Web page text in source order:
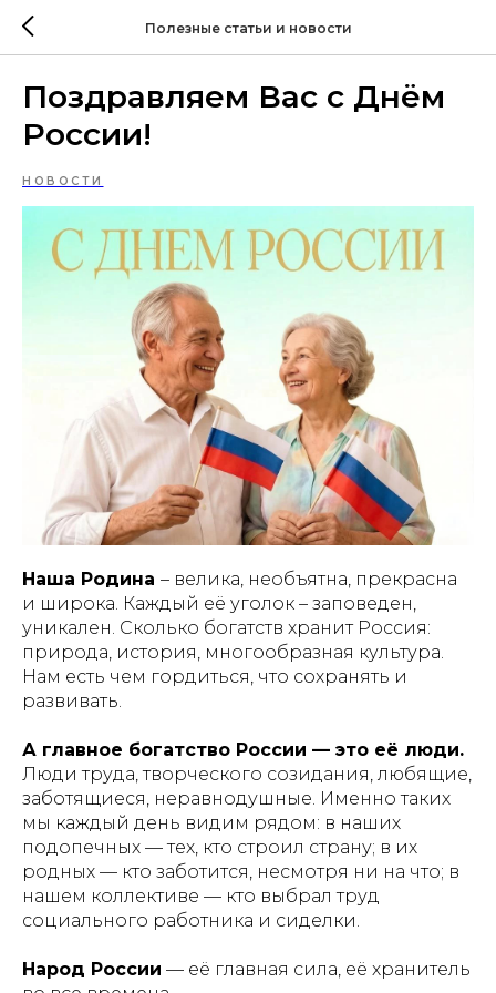
Полезные статьи и новости
Поздравляем Вас с Днём
России!
НОВОСТИ
Наша Родина – велика, необъятна, прекрасна
и широка. Каждый её уголок – заповеден,
уникален. Сколько богатств хранит Россия:
природа, история, многообразная культура.
Нам есть чем гордиться, что сохранять и
развивать.
А главное богатство России — это её люди.
Люди труда, творческого созидания, любящие,
заботящиеся, неравнодушные. Именно таких
мы каждый день видим рядом: в наших
подопечных — тех, кто строил страну; в их
родных — кто заботится, несмотря ни на что; в
нашем коллективе — кто выбрал труд
социального работника и сиделки.
Народ России — её главная сила, её хранитель